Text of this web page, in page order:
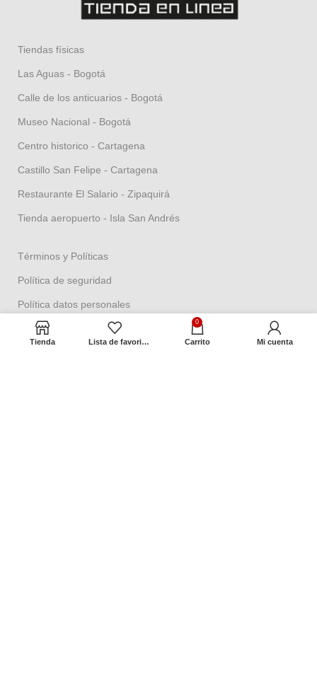
Tiendas físicas
Las Aguas - Bogotá
Calle de los anticuarios - Bogotá
Museo Nacional - Bogotá
Centro historico - Cartagena
Castillo San Felipe - Cartagena
Restaurante El Salario - Zipaquirá
Tienda aeropuerto - Isla San Andrés
Términos y Políticas
Política de seguridad
Política datos personales
Política Propiedad intelectual
Tienda Lista de favoritos
0
Carrito Mi cuenta